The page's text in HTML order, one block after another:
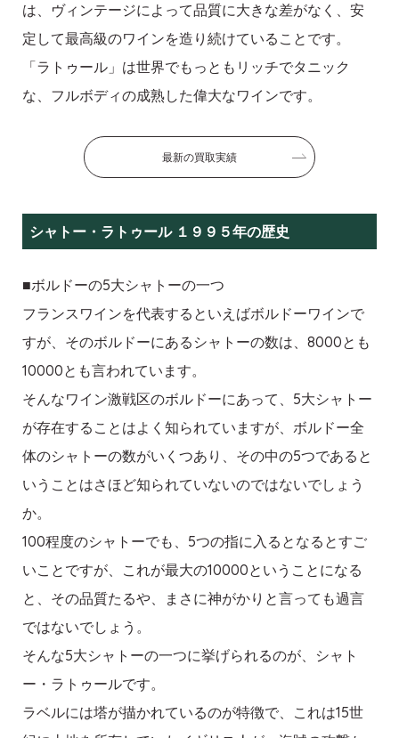
は、ヴィンテージによって品質に大きな差がなく、安
定して最高級のワインを造り続けていることです。
「ラトゥール」は世界でもっともリッチでタニック
な、フルボディの成熟した偉大なワインです。
最新の買取実績
シャトー・ラトゥール １９９５年の歴史
■ボルドーの5大シャトーの一つ
フランスワインを代表するといえばボルドーワインで
すが、そのボルドーにあるシャトーの数は、8000とも
10000とも言われています。
そんなワイン激戦区のボルドーにあって、5大シャトー
が存在することはよく知られていますが、ボルドー全
体のシャトーの数がいくつあり、その中の5つであると
いうことはさほど知られていないのではないでしょう
か。
100程度のシャトーでも、5つの指に入るとなるとすご
いことですが、これが最大の10000ということになる
と、その品質たるや、まさに神がかりと言っても過言
ではないでしょう。
そんな5大シャトーの一つに挙げられるのが、シャト
ー・ラトゥールです。
ラベルには塔が描かれているのが特徴で、これは15世